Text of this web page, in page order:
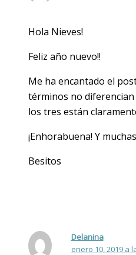
Hola Nieves!
Feliz año nuevo!!
Me ha encantado el
términos no diferencian
los tres están
¡Enhorabuena! Y
Besitos
Delanina
enero 10, 2019 a